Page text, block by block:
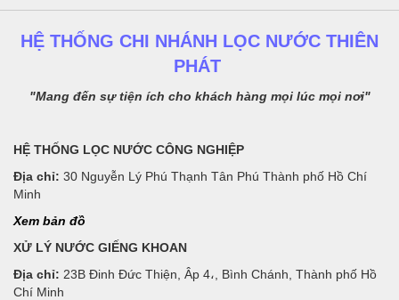
HỆ THỐNG CHI NHÁNH LỌC NƯỚC THIÊN
PHÁT
"Mang đến sự tiện ích cho khách hàng mọi lúc mọi nơi"
HỆ THỐNG LỌC NƯỚC CÔNG NGHIỆP
Địa chỉ: 30 Nguyễn Lý Phú Thạnh Tân Phú Thành phố Hồ Chí
Minh
Xem bản đồ
XỬ LÝ NƯỚC GIẾNG KHOAN
Địa chỉ: 23B Đinh Đức Thiện, Âp 4،, Bình Chánh, Thành phố Hồ
Chí Minh